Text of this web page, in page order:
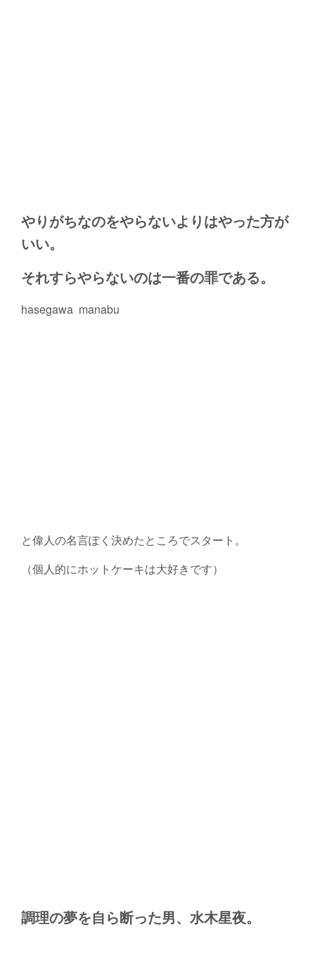
やりがちなのをやらないよりはやった方が
いい。
それすらやらないのは一番の罪である。
hasegawa manabu
と偉人の名言ぽく決めたところでスタート。
（個人的にホットケーキは大好きです）
調理の夢を自ら断った男、水木星夜。